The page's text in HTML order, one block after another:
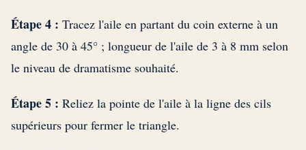
Étape 4 : Tracez l'aile en partant du coin externe à un
angle de 30 à 45° ; longueur de l'aile de 3 à 8 mm selon
le niveau de dramatisme souhaité.
Étape 5 : Reliez la pointe de l'aile à la ligne des cils
supérieurs pour fermer le triangle.